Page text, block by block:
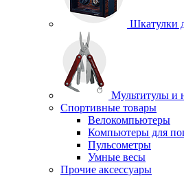
Шкатулки
Мультитулы и
Спортивные товары
Велокомпьютеры
Компьютеры для
Пульсометры
Умные весы
Прочие аксессуары